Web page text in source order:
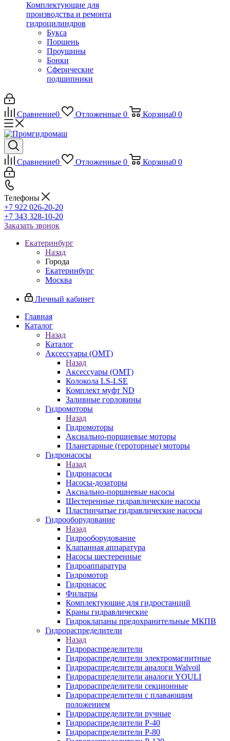
Комплектующие для
производства и ремонта
гидроцилиндров
Букса
Поршень
Проушины
Бонки
Сферические
подшипники
Сравнение0 Отложенные 0 Корзина0 0
Сравнение0 Отложенные 0 Корзина0 0
Телефоны
+7 922 026-20-20
+7 343 328-10-20
Заказать звонок
Екатеринбург
Назад
Города
Екатеринбург
Москва
Личный кабинет
Главная
Каталог
Назад
Каталог
Аксессуары (OMT)
Назад
Аксессуары (OMT)
Колокола LS-LSE
Комплект муфт ND
Заливные горловины
Гидромоторы
Назад
Гидромоторы
Аксиально-поршневые моторы
Планетарные (героторные) моторы
Гидронасосы
Назад
Гидронасосы
Насосы-дозаторы
Аксиально-поршневые насосы
Шестеренные гидравлические насосы
Пластинчатые гидравлические насосы
Гидрооборудование
Назад
Гидрооборудование
Клапанная аппаратура
Насосы шестеренные
Гидроаппаратура
Гидромотор
Гидронасос
Фильтры
Комплектующие для гидростанций
Краны гидравлические
Гидроклапаны предохранительные МКПВ
Гидрораспределители
Назад
Гидрораспределители
Гидрораспределители электромагнитные
Гидрораспределители аналоги Walvoil
Гидрораспределители аналоги YOULI
Гидрораспределители секционные
Гидрораспределители с плавающим
положением
Гидрораспределители ручные
Гидрораспределители Р-40
Гидрораспределители Р-80